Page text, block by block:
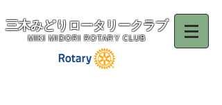
三木みどりロータリークラブ
MIKI MIDORI ROTARY CLUB